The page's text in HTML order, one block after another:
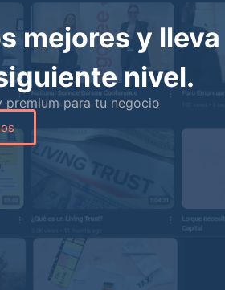
mejores y lleva
nivel.
para tu negocio